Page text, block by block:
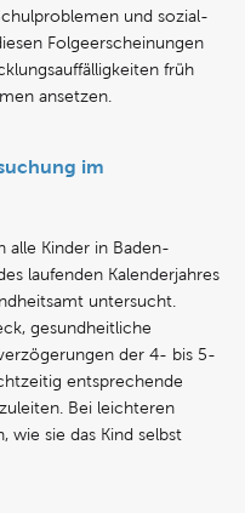
und sozial-
Folgeerscheinungen
früh
ansetzen.
im
alle Kinder in Baden-
laufenden Kalenderjahres
untersucht.
gesundheitliche
der 4- bis 5-
entsprechende
Bei leichteren
wie sie das Kind selbst